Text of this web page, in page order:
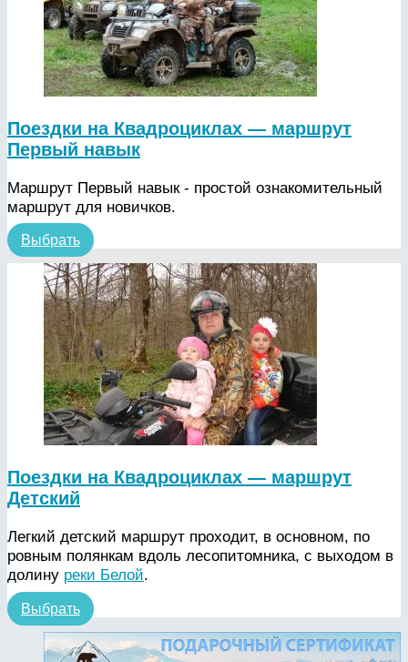
Поездки на Квадроциклах — маршрут
Первый навык
Маршрут Первый навык - простой ознакомительный
маршрут для новичков.
Выбрать
Поездки на Квадроциклах — маршрут
Детский
Легкий детский маршрут проходит, в основном, по
ровным полянкам вдоль лесопитомника, с выходом в
долину реки Белой.
Выбрать